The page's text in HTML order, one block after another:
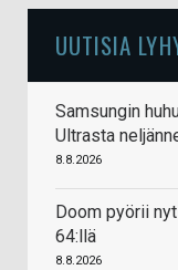
UUTISIA
Samsungin
Ultrasta
8.8.2026
Doom pyörii
64:llä
8.8.2026